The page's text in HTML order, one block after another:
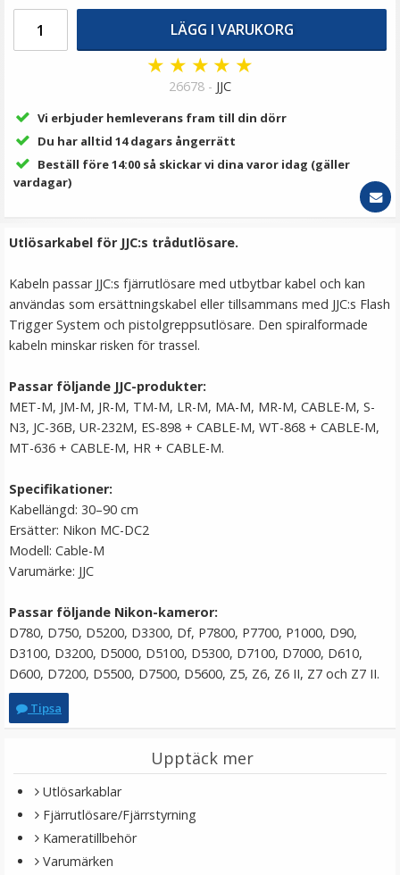
JJC Ögonmussla för Nikon DK-19
★★★★★
139 kr
LÄGG I VARUKORG
Step Up Ring 49-67mm - Gör filtergängan större
LÄGG I VARUKORG
★ ★ ★ ★ ★
26678 - JJC
Vi erbjuder hemleverans fram till din dörr
Du har alltid 14 dagars ångerrätt
Beställ före 14:00 så skickar vi dina varor idag (gäller
vardagar)
Utlösarkabel för JJC:s trådutlösare.
Kabeln passar JJC:s fjärrutlösare med utbytbar kabel och kan
användas som ersättningskabel eller tillsammans med JJC:s Flash
Trigger System och pistolgreppsutlösare. Den spiralformade
kabeln minskar risken för trassel.
Passar följande JJC-produkter:
MET-M, JM-M, JR-M, TM-M, LR-M, MA-M, MR-M, CABLE-M, S-
N3, JC-36B, UR-232M, ES-898 + CABLE-M, WT-868 + CABLE-M,
MT-636 + CABLE-M, HR + CABLE-M.
Specifikationer:
Kabellängd: 30–90 cm
Ersätter: Nikon MC-DC2
Modell: Cable-M
Varumärke: JJC
Passar följande Nikon-kameror:
D780, D750, D5200, D3300, Df, P7800, P7700, P1000, D90,
D3100, D3200, D5000, D5100, D5300, D7100, D7000, D610,
D600, D7200, D5500, D7500, D5600, Z5, Z6, Z6 II, Z7 och Z7 II.
Tipsa
Upptäck mer
Utlösarkablar
Fjärrutlösare/Fjärrstyrning
Kameratillbehör
Varumärken